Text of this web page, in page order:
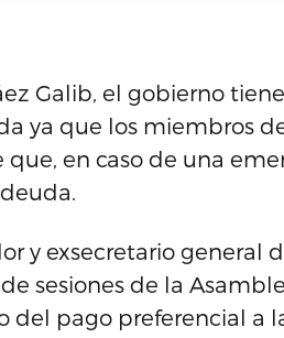
Galib, el gobierno
ya que los miembros
en caso de una
y exsecretario general
sesiones de la
del pago preferencial a